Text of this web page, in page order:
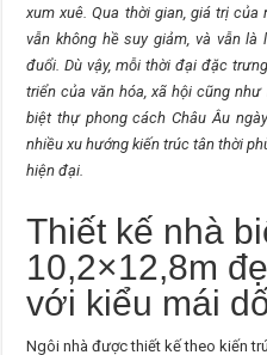
xum xuê. Qua thời gian, giá trị
vẫn không hề suy giảm, và vẫn
đuổi. Dù vậy, mỗi thời đại đặc
triển của văn hóa, xã hội cũng
biệt thự phong cách Châu Âu
nhiều xu hướng kiến trúc tân thời
hiện đại.
Thiết kế nhà
10,2×12,8m
với kiểu mái
Ngôi nhà được thiết kế theo kiến